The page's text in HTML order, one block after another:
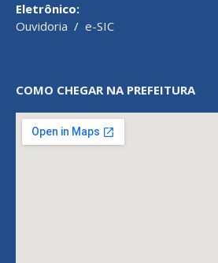
Eletrônico:
Ouvidoria / e-SIC
COMO CHEGAR NA PREFEITURA